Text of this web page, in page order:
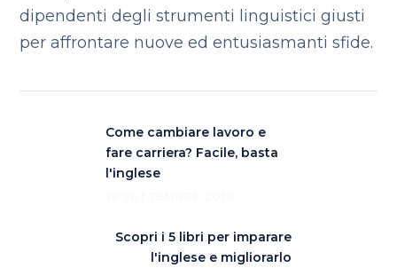
dipendenti degli strumenti linguistici giusti
per affrontare nuove ed entusiasmanti sfide.
Come cambiare lavoro e
fare carriera? Facile, basta
l'inglese
Scopri i 5 libri per imparare
l'inglese e migliorarlo